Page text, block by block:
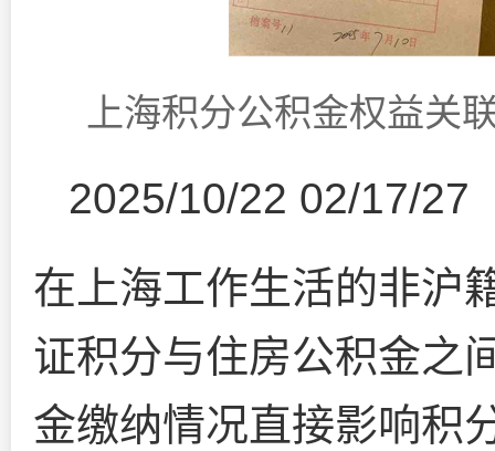
上海积分公积金权益关
2025/10/22 02/17/27
在上海工作生活的非沪
证积分与住房公积金之
金缴纳情况直接影响积